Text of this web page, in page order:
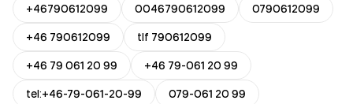
+46790612099 0046790612099
0790612099
+46 790612099
tlf 790612099
+46 79 061 20 99
+46 79-061 20 99
tel:+46-79-061-20-99
079-061 20 99